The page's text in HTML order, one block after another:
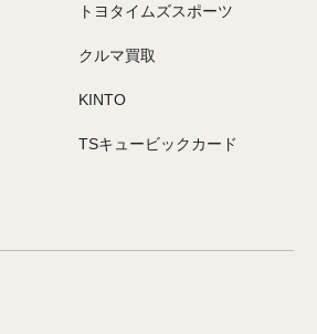
トヨタイムズスポーツ
クルマ買取
KINTO
TSキュービックカード